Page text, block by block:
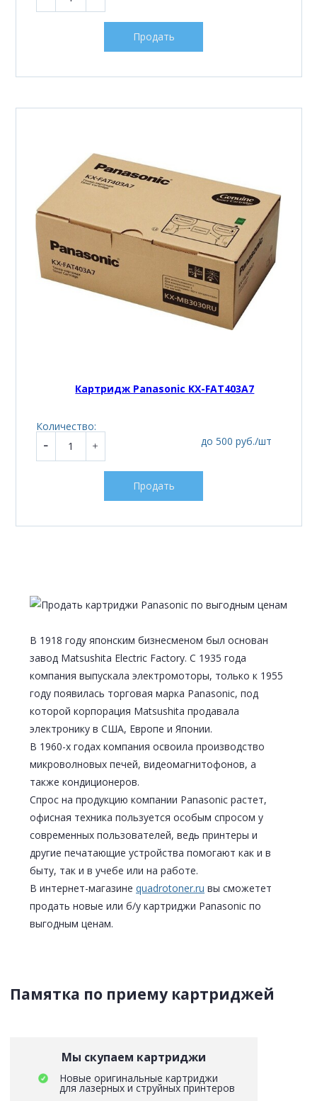
Продать
Картридж Panasonic KX-FAT403A7
Количество:
до 500 руб./шт
Продать
В 1918 году японским бизнесменом был основан
завод Matsushita Electric Factory. С 1935 года
компания выпускала электромоторы, только к 1955
году появилась торговая марка Panasonic, под
которой корпорация Matsushita продавала
электронику в США, Европе и Японии.
В 1960-х годах компания освоила производство
микроволновых печей, видеомагнитофонов, а
также кондиционеров.
Спрос на продукцию компании Panasonic растет,
офисная техника пользуется особым спросом у
современных пользователей, ведь принтеры и
другие печатающие устройства помогают как и в
быту, так и в учебе или на работе.
В интернет-магазине quadrotoner.ru вы сможетет
продать новые или б/у картриджи Panasonic по
выгодным ценам.
Памятка по приему картриджей
Мы скупаем картриджи
Новые оригинальные картриджи
для лазерных и струйных принтеров